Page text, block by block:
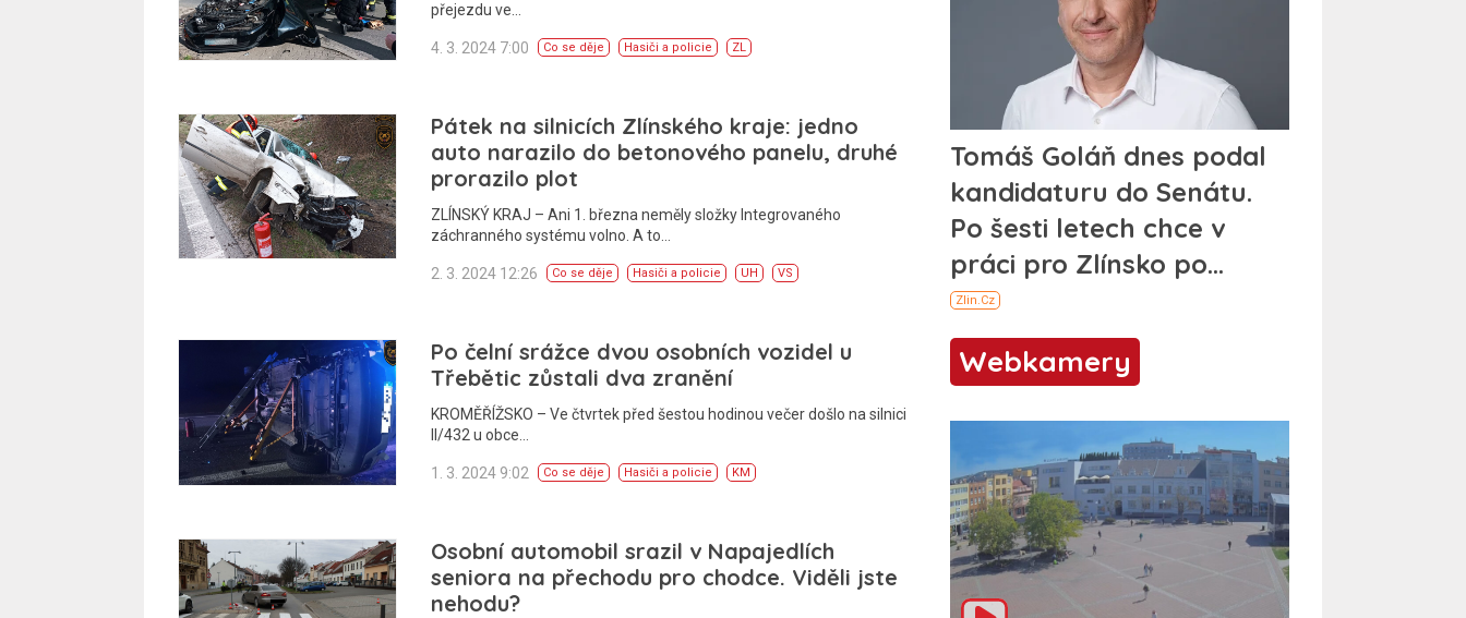
přejezdu ve…
4. 3. 2024 7:00 Co se děje Hasiči a policie ZL
Pátek na silnicích Zlínského kraje: jedno
auto narazilo do betonového panelu, druhé
prorazilo plot
ZLÍNSKÝ KRAJ – Ani 1. března neměly složky Integrovaného
záchranného systému volno. A to…
2. 3. 2024 12:26 Co se děje Hasiči a policie UH VS
Po čelní srážce dvou osobních vozidel u
Třebětic zůstali dva zranění
KROMĚŘÍŽSKO – Ve čtvrtek před šestou hodinou večer došlo na silnici
II/432 u obce…
1. 3. 2024 9:02 Co se děje Hasiči a policie KM
Osobní automobil srazil v Napajedlích
seniora na přechodu pro chodce. Viděli jste
nehodu?
Webkamery